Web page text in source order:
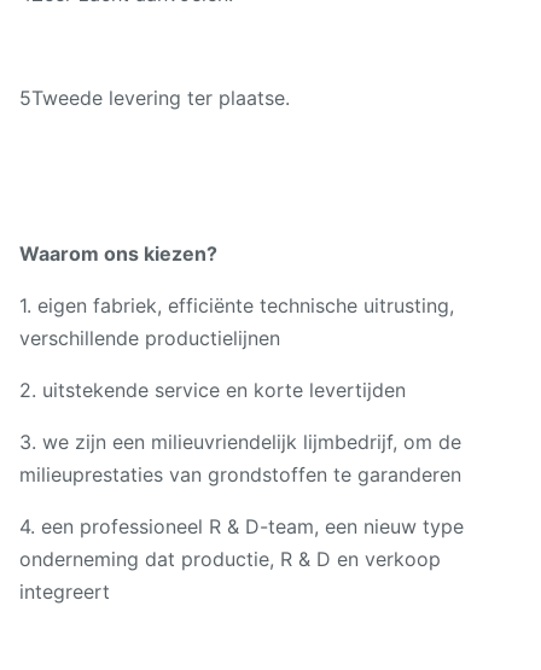
5Tweede levering ter plaatse.
Waarom ons kiezen?
1. eigen fabriek, efficiënte technische uitrusting,
verschillende productielijnen
2. uitstekende service en korte levertijden
3. we zijn een milieuvriendelijk lijmbedrijf, om de
milieuprestaties van grondstoffen te garanderen
4. een professioneel R & D-team, een nieuw type
onderneming dat productie, R & D en verkoop
integreert